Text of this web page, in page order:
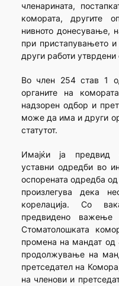
членарината,
комората, другите
нивното донесување,
при пристапувањето
други работи утврдени
Во член 254 став 1
органите на
надзорен одбор и
може да има и други
статутот.
Имајќи ја предвид
уставни одредби во
оспорената одредба од
произлегува дека
корелација. Со
предвидено
Стоматолошката
промена на мандат од
продолжување на
претседател на
на членови и